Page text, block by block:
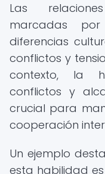
Las
marcadas
diferencias
conflictos y
contexto, la
conflictos y
crucial para
cooperación
Un ejemplo
esta habilidad